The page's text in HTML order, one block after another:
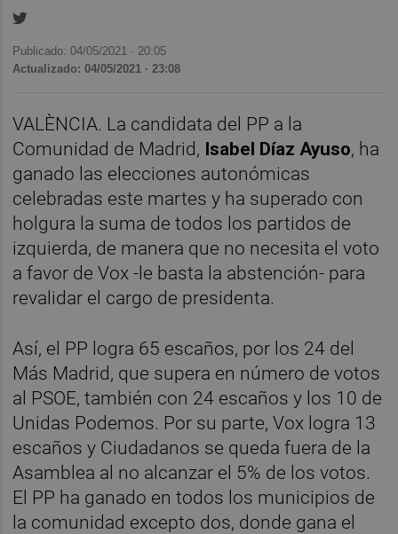
Publicado: 04/05/2021 · 20:05
Actualizado: 04/05/2021 · 23:08
VALÈNCIA. La candidata del PP a la
Comunidad de Madrid, Isabel Díaz Ayuso, ha
ganado las elecciones autonómicas
celebradas este martes y ha superado con
holgura la suma de todos los partidos de
izquierda, de manera que no necesita el voto
a favor de Vox -le basta la abstención- para
revalidar el cargo de presidenta.
Así, el PP logra 65 escaños, por los 24 del
Más Madrid, que supera en número de votos
al PSOE, también con 24 escaños y los 10 de
Unidas Podemos. Por su parte, Vox logra 13
escaños y Ciudadanos se queda fuera de la
Asamblea al no alcanzar el 5% de los votos.
El PP ha ganado en todos los municipios de
la comunidad excepto dos, donde gana el